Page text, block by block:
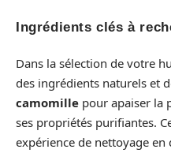
Ingrédients clés à
Dans la sélection de votre
des ingrédients naturels et
camomille pour apaiser la
ses propriétés purifiantes.
expérience de nettoyage